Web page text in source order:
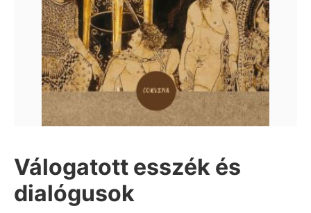
Válogatott esszék és
dialógusok